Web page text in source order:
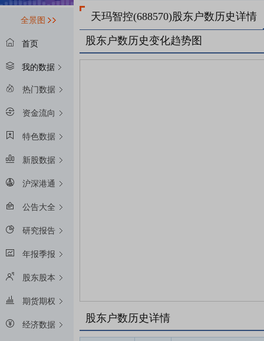
全景图
首页
我的数据
热门数据
资金流向
特色数据
新股数据
沪深港通
公告大全
研究报告
年报季报
股东股本
期货期权
经济数据
天玛智控(688570)股东户数历史详情
股东户数历史变化趋势图
股东户数历史详情